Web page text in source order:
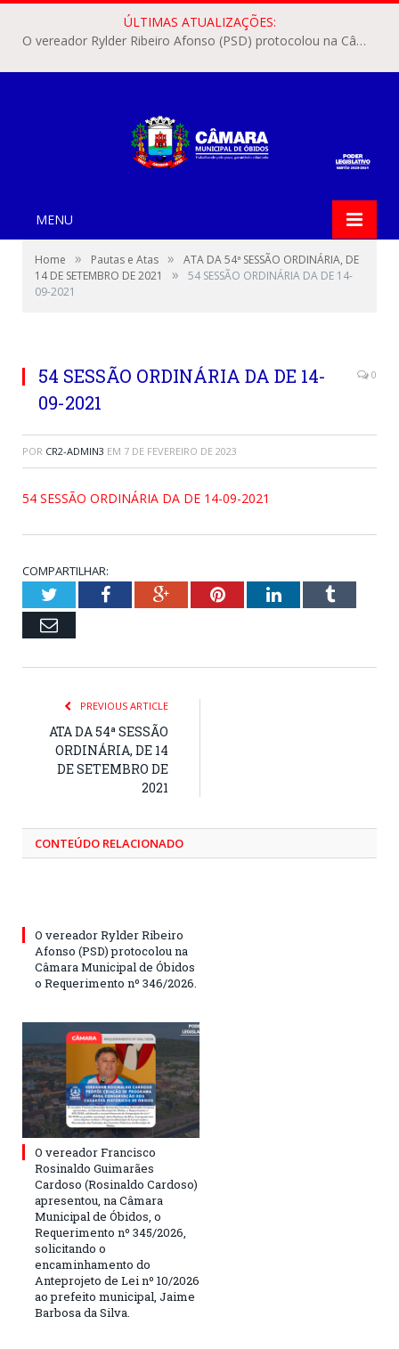
ÚLTIMAS ATUALIZAÇÕES:
O vereador Rylder Ribeiro Afonso (PSD) protocolou na Câmara Municipal de Óbidos o Requerimento nº 346/2026.
MENU
Home » Pautas e Atas »
ATA DA 54ª SESSÃO ORDINÁRIA, DE
14 DE SETEMBRO DE 2021
»
54 SESSÃO ORDINÁRIA DA DE 14-
09-2021
54 SESSÃO ORDINÁRIA DA DE 14-
09-2021
0
POR CR2-ADMIN3 EM 7 DE FEVEREIRO DE 2023
54 SESSÃO ORDINÁRIA DA DE 14-09-2021
COMPARTILHAR:
TwitterFacebookGoogle+PinterestLinkedInTumblr
Email
PREVIOUS ARTICLE
ATA DA 54ª SESSÃO
ORDINÁRIA, DE 14
DE SETEMBRO DE
2021
CONTEÚDO RELACIONADO
O vereador Rylder Ribeiro
Afonso (PSD) protocolou na
Câmara Municipal de Óbidos
o Requerimento nº 346/2026.
O vereador Francisco
Rosinaldo Guimarães
Cardoso (Rosinaldo Cardoso)
apresentou, na Câmara
Municipal de Óbidos, o
Requerimento nº 345/2026,
solicitando o
encaminhamento do
Anteprojeto de Lei nº 10/2026
ao prefeito municipal, Jaime
Barbosa da Silva.